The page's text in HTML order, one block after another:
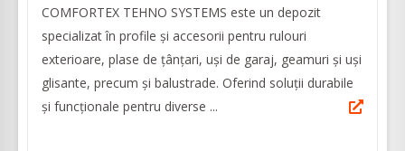
COMFORTEX TEHNO SYSTEMS este un depozit
specializat în profile și accesorii pentru rulouri
exterioare, plase de țânțari, uși de garaj, geamuri și uși
glisante, precum și balustrade. Oferind soluții durabile
și funcționale pentru diverse ...